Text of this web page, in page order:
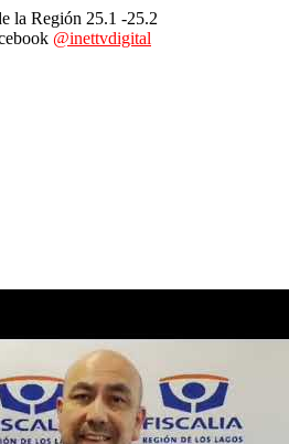
la Región 25.1 -25.2
@inettvdigital